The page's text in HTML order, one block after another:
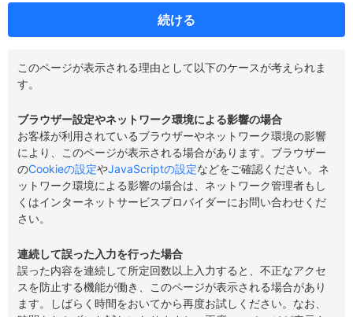
続ける
このページが表示される理由として以下のケースが考えられま
す。
ブラウザー設定やネットワーク環境による影響の場合
お客様が利用されているブラウザーやネットワーク環境の影響
により、このページが表示される場合があります。ブラウザー
のCookieの設定やJavaScriptの設定などをご確認ください。ネ
ットワーク環境による影響の場合は、ネットワーク管理者もし
くはインターネットサービスプロバイダーにお問い合わせくだ
さい。
連続して誤った入力を行った場合
誤った内容を連続して所定回数以上入力すると、不正なアクセ
スを防止する機能が働き、このページが表示される場合があり
ます。しばらく時間をおいてから再度お試しください。なお、